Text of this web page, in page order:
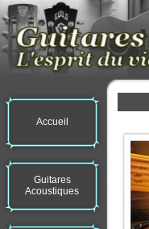
Accueil
Guitares
Acoustiques